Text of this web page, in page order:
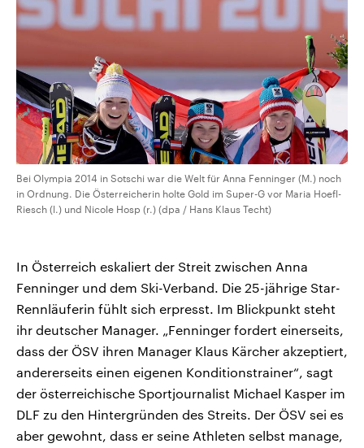
Bei Olympia 2014 in Sotschi war die Welt für Anna Fenninger (M.) noch
in Ordnung. Die Österreicherin holte Gold im Super-G vor Maria Hoefl-
Riesch (l.) und Nicole Hosp (r.) (dpa / Hans Klaus Techt)
In Österreich eskaliert der Streit zwischen Anna
Fenninger und dem Ski-Verband. Die 25-jährige Star-
Rennläuferin fühlt sich erpresst. Im Blickpunkt steht
ihr deutscher Manager. „Fenninger fordert einerseits,
dass der ÖSV ihren Manager Klaus Kärcher akzeptiert,
andererseits einen eigenen Konditionstrainer“, sagt
der österreichische Sportjournalist Michael Kasper im
DLF zu den Hintergründen des Streits. Der ÖSV sei es
aber gewohnt, dass er seine Athleten selbst manage,